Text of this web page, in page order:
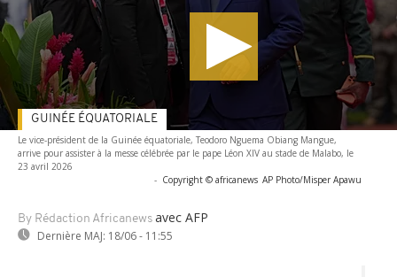
Le vice-président de la Guinée équatoriale, Teodoro Nguema Obiang Mangue,
arrive pour assister à la messe célébrée par le pape Léon XIV au stade de Malabo, le
23 avril 2026
- Copyright © africanews AP Photo/Misper Apawu
By Rédaction Africanews avec AFP
Dernière MAJ: 18/06 - 11:55
GUINÉE ÉQUATORIALE